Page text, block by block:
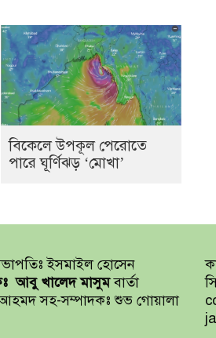
বিকেলে উপকূল পেরোতে
পারে ঘূর্ণিঝড় ‘মোখা’
ইসমাইল হোসেন
আবু খালেদ মাসুমবার্তা
সহ-সম্পাদকঃ শুভ গোয়ালা